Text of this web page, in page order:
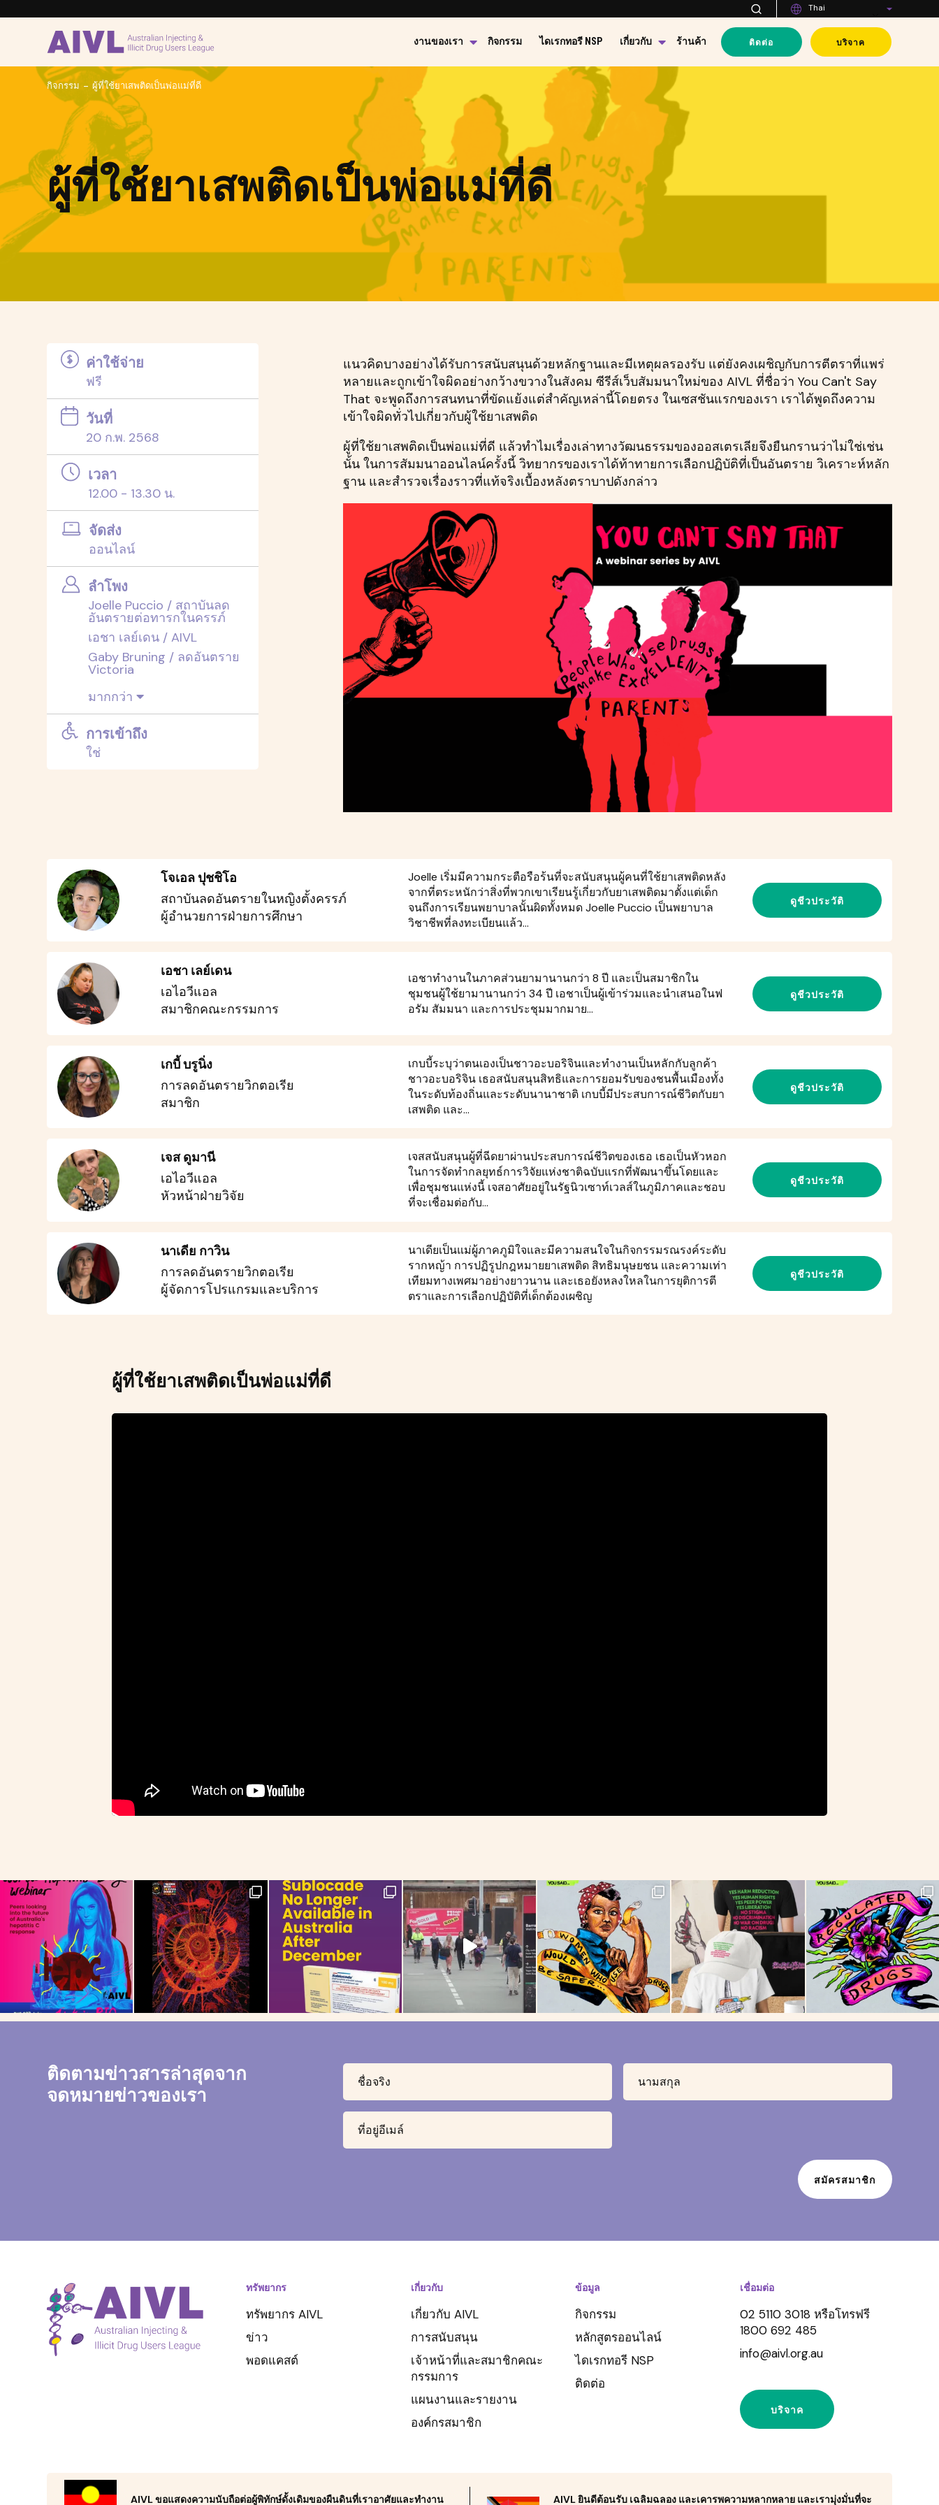
Thai
งานของเรา กิจกรรม ไดเรกทอรี NSP เกี่ยวกับ ร้านค้า ติดต่อ บริจาค
กิจกรรม - ผู้ที่ใช้ยาเสพติดเป็นพ่อแม่ที่ดี
ผู้ที่ใช้ยาเสพติดเป็นพ่อแม่ที่ดี
ค่าใช้จ่าย
ฟรี
วันที่
20 ก.พ. 2568
เวลา
12.00 - 13.30 น.
จัดส่ง
ออนไลน์
ลำโพง
Joelle Puccio / สถาบันลด
อันตรายต่อทารกในครรภ์
เอชา เลย์เดน / AIVL
Gaby Bruning / ลดอันตราย
Victoria
มากกว่า
การเข้าถึง
ใช่
แนวคิดบางอย่างได้รับการสนับสนุนด้วยหลักฐานและมีเหตุผลรองรับ แต่ยังคงเผชิญกับการตีตราที่แพร่
หลายและถูกเข้าใจผิดอย่างกว้างขวางในสังคม ซีรีส์เว็บสัมมนาใหม่ของ AIVL ที่ชื่อว่า You Can't Say
That จะพูดถึงการสนทนาที่ขัดแย้งแต่สำคัญเหล่านี้โดยตรง ในเซสชันแรกของเรา เราได้พูดถึงความ
เข้าใจผิดทั่วไปเกี่ยวกับผู้ใช้ยาเสพติด
ผู้ที่ใช้ยาเสพติดเป็นพ่อแม่ที่ดี แล้วทำไมเรื่องเล่าทางวัฒนธรรมของออสเตรเลียจึงยืนกรานว่าไม่ใช่เช่น
นั้น ในการสัมมนาออนไลน์ครั้งนี้ วิทยากรของเราได้ท้าทายการเลือกปฏิบัติที่เป็นอันตราย วิเคราะห์หลัก
ฐาน และสำรวจเรื่องราวที่แท้จริงเบื้องหลังตราบาปดังกล่าว
โจเอล ปุชชิโอ
สถาบันลดอันตรายในหญิงตั้งครรภ์
ผู้อำนวยการฝ่ายการศึกษา
Joelle เริ่มมีความกระตือรือร้นที่จะสนับสนุนผู้คนที่ใช้ยาเสพติดหลัง
จากที่ตระหนักว่าสิ่งที่พวกเขาเรียนรู้เกี่ยวกับยาเสพติดมาตั้งแต่เด็ก
จนถึงการเรียนพยาบาลนั้นผิดทั้งหมด Joelle Puccio เป็นพยาบาล
วิชาชีพที่ลงทะเบียนแล้ว...
ดูชีวประวัติ
เอชา เลย์เดน
เอไอวีแอล
สมาชิกคณะกรรมการ
เอชาทำงานในภาคส่วนยามานานกว่า 8 ปี และเป็นสมาชิกใน
ชุมชนผู้ใช้ยามานานกว่า 34 ปี เอชาเป็นผู้เข้าร่วมและนำเสนอในฟ
อรัม สัมมนา และการประชุมมากมาย...
ดูชีวประวัติ
เกบี้ บรูนิ่ง
การลดอันตรายวิกตอเรีย
สมาชิก
เกบบี้ระบุว่าตนเองเป็นชาวอะบอริจินและทำงานเป็นหลักกับลูกค้า
ชาวอะบอริจิน เธอสนับสนุนสิทธิและการยอมรับของชนพื้นเมืองทั้ง
ในระดับท้องถิ่นและระดับนานาชาติ เกบบี้มีประสบการณ์ชีวิตกับยา
เสพติด และ...
ดูชีวประวัติ
เจส ดูมานี
เอไอวีแอล
หัวหน้าฝ่ายวิจัย
เจสสนับสนุนผู้ที่ฉีดยาผ่านประสบการณ์ชีวิตของเธอ เธอเป็นหัวหอก
ในการจัดทำกลยุทธ์การวิจัยแห่งชาติฉบับแรกที่พัฒนาขึ้นโดยและ
เพื่อชุมชนแห่งนี้ เจสอาศัยอยู่ในรัฐนิวเซาท์เวลส์ในภูมิภาคและชอบ
ที่จะเชื่อมต่อกับ...
ดูชีวประวัติ
นาเดีย กาวิน
การลดอันตรายวิกตอเรีย
ผู้จัดการโปรแกรมและบริการ
นาเดียเป็นแม่ผู้ภาคภูมิใจและมีความสนใจในกิจกรรมรณรงค์ระดับ
รากหญ้า การปฏิรูปกฎหมายยาเสพติด สิทธิมนุษยชน และความเท่า
เทียมทางเพศมาอย่างยาวนาน และเธอยังหลงใหลในการยุติการตี
ตราและการเลือกปฏิบัติที่เด็กต้องเผชิญ
ดูชีวประวัติ
ผู้ที่ใช้ยาเสพติดเป็นพ่อแม่ที่ดี
ติดตามข่าวสารล่าสุดจาก
จดหมายข่าวของเรา
ทรัพยากร
ทรัพยากร AIVL
ข่าว
พอดแคสต์
เกี่ยวกับ
เกี่ยวกับ AIVL
การสนับสนุน
เจ้าหน้าที่และสมาชิกคณะ
กรรมการ
แผนงานและรายงาน
องค์กรสมาชิก
ข้อมูล
กิจกรรม
หลักสูตรออนไลน์
ไดเรกทอรี NSP
ติดต่อ
เชื่อมต่อ
02 5110 3018 หรือโทรฟรี
1800 692 485
info@aivl.org.au
บริจาค
AIVL ขอแสดงความนับถือต่อผู้พิทักษ์ดั้งเดิมของผืนดินที่เราอาศัยและทำงาน AIVL ยินดีต้อนรับ เฉลิมฉลอง และเคารพความหลากหลาย และเรามุ่งมั่นที่จะ